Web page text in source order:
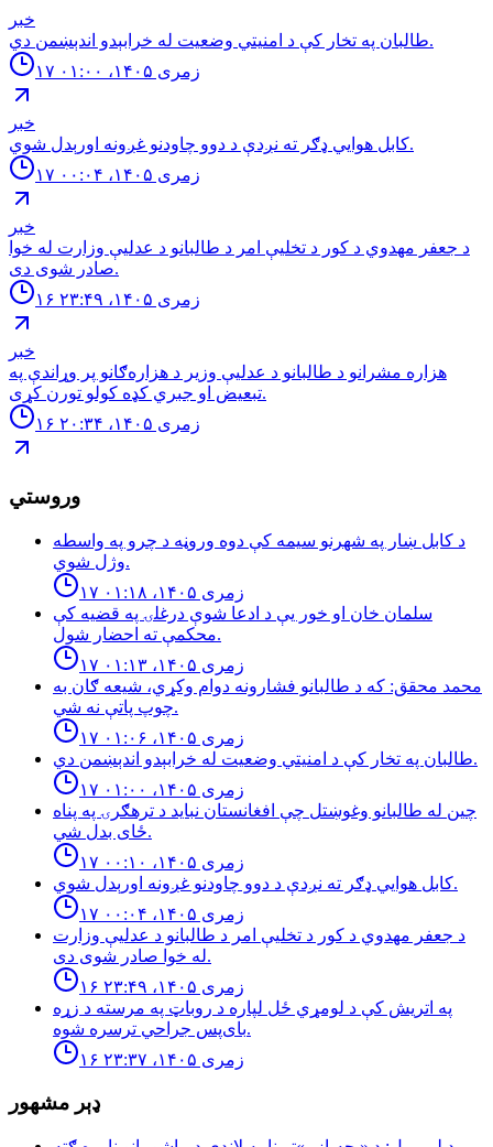
خبر
طالبان په تخار کې د امنيتي وضعيت له خرابېدو اندېښمن دي.
۱۷ زمری ۱۴۰۵، ۰۱:۰۰
خبر
كابل هوايي ډګر ته نږدې د دوو چاودنو غږونه اورېدل شوي.
۱۷ زمری ۱۴۰۵، ۰۰:۰۴
خبر
د جعفر مهدوي د کور د تخلیې امر د طالبانو د عدلیې وزارت له خوا
صادر شوی دی.
۱۶ زمری ۱۴۰۵، ۲۳:۴۹
خبر
هزاره مشرانو د طالبانو د عدلیې وزیر د هزاره‌ګانو پر وړاندې په
تبعیض او جبري کډه کولو تورن کړی.
۱۶ زمری ۱۴۰۵، ۲۰:۳۴
وروستي
د كابل ښار په شهرنو سيمه كې دوه وروڼه د چرو په واسطه
وژل شوي.
۱۷ زمری ۱۴۰۵، ۰۱:۱۸
سلمان خان او خور یې د ادعا شوې درغلۍ په قضيه كې
محكمې ته احضار شول.
۱۷ زمری ۱۴۰۵، ۰۱:۱۳
محمد محقق: كه د طالبانو فشارونه دوام وكړي، شيعه ګان به
چوپ پاتې نه شي.
۱۷ زمری ۱۴۰۵، ۰۱:۰۶
طالبان په تخار کې د امنيتي وضعيت له خرابېدو اندېښمن دي.
۱۷ زمری ۱۴۰۵، ۰۱:۰۰
چین له طالبانو وغوښتل چې افغانستان نباید د ترهګرۍ په پناه
ځای بدل شي.
۱۷ زمری ۱۴۰۵، ۰۰:۱۰
كابل هوايي ډګر ته نږدې د دوو چاودنو غږونه اورېدل شوي.
۱۷ زمری ۱۴۰۵، ۰۰:۰۴
د جعفر مهدوي د کور د تخلیې امر د طالبانو د عدلیې وزارت
له خوا صادر شوی دی.
۱۶ زمری ۱۴۰۵، ۲۳:۴۹
په اتریش کې د لومړي ځل لپاره د روباټ په مرسته د زړه
بای‌پس جراحي ترسره شوه.
۱۶ زمری ۱۴۰۵، ۲۳:۳۷
ډېر مشهور